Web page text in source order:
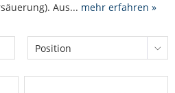
Aus... mehr erfahren »